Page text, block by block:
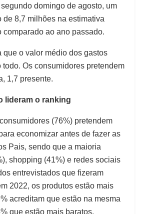
domingo de agosto, um
de 8,7 milhões na estimativa
comparado ao ano passado.
que o valor médio dos gastos
todo. Os consumidores pretendem
1,7 presente.
lideram o ranking
(76%) pretendem
economizar antes de fazer as
Pais, sendo que a maioria
shopping (41%) e redes sociais
entrevistados que fizeram
2022, os produtos estão mais
acreditam que estão na mesma
que estão mais baratos.